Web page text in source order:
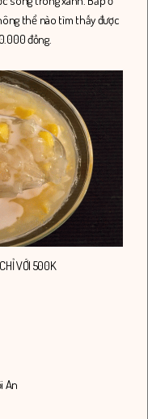
thể nào tìm thấy được
đồng.
VỚI 500K
An